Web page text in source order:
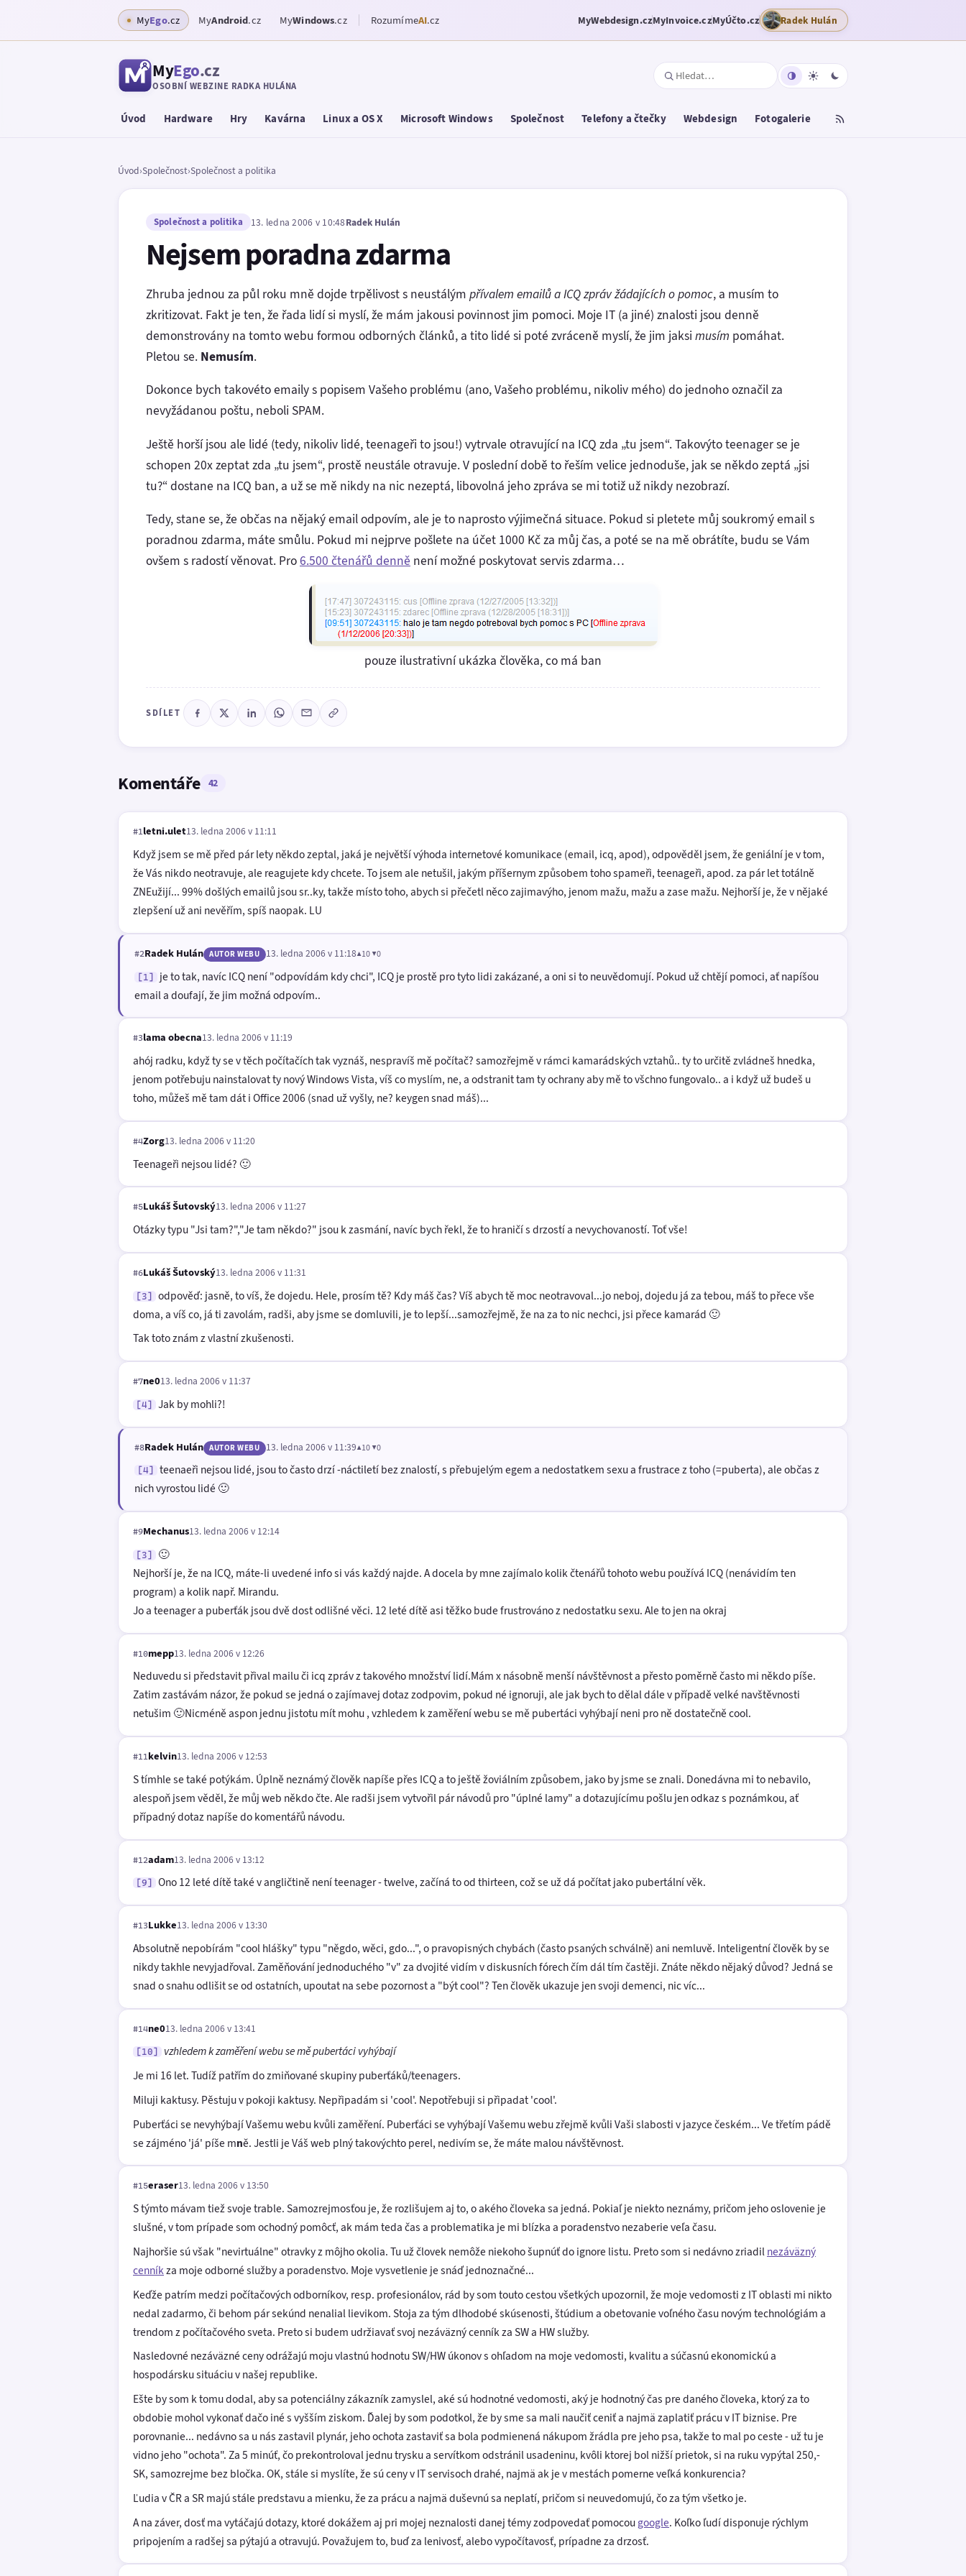
MyEgo.cz MyAndroid.cz MyWindows.cz RozumímeAI.cz MyWebdesign.czMyInvoice.czMyÚčto.cz Radek Hulán
MyEgo.cz
OSOBNÍ WEBZINE RADKA HULÁNA
Úvod Hardware Hry Kavárna Linux a OS X Microsoft Windows Společnost Telefony a čtečky Webdesign Fotogalerie
Úvod›Společnost›Společnost a politika
Společnost a politika 13. ledna 2006 v 10:48Radek Hulán
Nejsem poradna zdarma
Zhruba jednou za půl roku mně dojde trpělivost s neustálým přívalem emailů a ICQ zpráv žádajících o pomoc, a musím to
zkritizovat. Fakt je ten, že řada lidí si myslí, že mám jakousi povinnost jim pomoci. Moje IT (a jiné) znalosti jsou denně
demonstrovány na tomto webu formou odborných článků, a tito lidé si poté zvráceně myslí, že jim jaksi musím pomáhat.
Pletou se. Nemusím.
Dokonce bych takovéto emaily s popisem Vašeho problému (ano, Vašeho problému, nikoliv mého) do jednoho označil za
nevyžádanou poštu, neboli SPAM.
Ještě horší jsou ale lidé (tedy, nikoliv lidé, teenageři to jsou!) vytrvale otravující na ICQ zda „tu jsem“. Takovýto teenager se je
schopen 20x zeptat zda „tu jsem“, prostě neustále otravuje. V poslední době to řeším velice jednoduše, jak se někdo zeptá „jsi
tu?“ dostane na ICQ ban, a už se mě nikdy na nic nezeptá, libovolná jeho zpráva se mi totiž už nikdy nezobrazí.
Tedy, stane se, že občas na nějaký email odpovím, ale je to naprosto výjimečná situace. Pokud si pletete můj soukromý email s
poradnou zdarma, máte smůlu. Pokud mi nejprve pošlete na účet 1000 Kč za můj čas, a poté se na mě obrátíte, budu se Vám
ovšem s radostí věnovat. Pro6.500 čtenářů denně není možné poskytovat servis zdarma…
pouze ilustrativní ukázka člověka, co má ban
SDÍLET
Komentáře 42
#1letni.ulet13. ledna 2006 v 11:11
Když jsem se mě před pár lety někdo zeptal, jaká je největší výhoda internetové komunikace (email, icq, apod), odpověděl jsem, že geniální je v tom,
že Vás nikdo neotravuje, ale reagujete kdy chcete. To jsem ale netušil, jakým příšernym způsobem toho spameři, teenageři, apod. za pár let totálně
ZNEužijí... 99% došlých emailů jsou sr..ky, takže místo toho, abych si přečetl něco zajimavýho, jenom mažu, mažu a zase mažu. Nejhorší je, že v nějaké
zlepšení už ani nevěřím, spíš naopak. LU
#2Radek Hulán AUTOR WEBU 13. ledna 2006 v 11:18▲10 ▼0
[1]
je to tak, navíc ICQ není "odpovídám kdy chci", ICQ je prostě pro tyto lidi zakázané, a oni si to neuvědomují. Pokud už chtějí pomoci, ať napíšou
email a doufají, že jim možná odpovím..
#3lama obecna13. ledna 2006 v 11:19
ahój radku, když ty se v těch počítačích tak vyznáš, nespravíš mě počítač? samozřejmě v rámci kamarádských vztahů.. ty to určitě zvládneš hnedka,
jenom potřebuju nainstalovat ty nový Windows Vista, víš co myslím, ne, a odstranit tam ty ochrany aby mě to všchno fungovalo.. a i když už budeš u
toho, můžeš mě tam dát i Office 2006 (snad už vyšly, ne? keygen snad máš)...
#4Zorg13. ledna 2006 v 11:20
Teenageři nejsou lidé? 🙂
#5Lukáš Šutovský13. ledna 2006 v 11:27
Otázky typu "Jsi tam?","Je tam někdo?" jsou k zasmání, navíc bych řekl, že to hraničí s drzostí a nevychovaností. Toť vše!
#6Lukáš Šutovský13. ledna 2006 v 11:31
[3]
odpověď: jasně, to víš, že dojedu. Hele, prosím tě? Kdy máš čas? Víš abych tě moc neotravoval...jo neboj, dojedu já za tebou, máš to přece vše
doma, a víš co, já ti zavolám, radši, aby jsme se domluvili, je to lepší...samozřejmě, že na za to nic nechci, jsi přece kamarád 🙂
Tak toto znám z vlastní zkušenosti.
#7ne013. ledna 2006 v 11:37
[4] Jak by mohli?!
#8Radek Hulán AUTOR WEBU 13. ledna 2006 v 11:39▲10 ▼0
[4]
teenaeři nejsou lidé, jsou to často drzí -náctiletí bez znalostí, s přebujelým egem a nedostatkem sexu a frustrace z toho (=puberta), ale občas z
nich vyrostou lidé 🙂
#9Mechanus13. ledna 2006 v 12:14
[3]
🙂
Nejhorší je, že na ICQ, máte-li uvedené info si vás každý najde. A docela by mne zajímalo kolik čtenářů tohoto webu používá ICQ (nenávidím ten
program) a kolik např. Mirandu.
Jo a teenager a puberťák jsou dvě dost odlišné věci. 12 leté dítě asi těžko bude frustrováno z nedostatku sexu. Ale to jen na okraj
#10mepp13. ledna 2006 v 12:26
Neduvedu si představit přival mailu či icq zpráv z takového množství lidí.Mám x násobně menší návštěvnost a přesto poměrně často mi někdo píše.
Zatim zastávám názor, že pokud se jedná o zajímavej dotaz zodpovim, pokud né ignoruji, ale jak bych to dělal dále v případě velké navštěvnosti
netušim 🙂Nicméně aspon jednu jistotu mít mohu , vzhledem k zaměření webu se mě pubertáci vyhýbají neni pro ně dostatečně cool.
#11kelvin13. ledna 2006 v 12:53
S tímhle se také potýkám. Úplně neznámý člověk napíše přes ICQ a to ještě žoviálním způsobem, jako by jsme se znali. Donedávna mi to nebavilo,
alespoň jsem věděl, že můj web někdo čte. Ale radši jsem vytvořil pár návodů pro "úplné lamy" a dotazujícímu pošlu jen odkaz s poznámkou, ať
případný dotaz napíše do komentářů návodu.
#12adam13. ledna 2006 v 13:12
[9] Ono 12 leté dítě také v angličtině není teenager - twelve, začíná to od thirteen, což se už dá počítat jako pubertální věk.
#13Lukke13. ledna 2006 v 13:30
Absolutně nepobírám "cool hlášky" typu "něgdo, wěci, gdo...", o pravopisných chybách (často psaných schválně) ani nemluvě. Inteligentní člověk by se
nikdy takhle nevyjadřoval. Zaměňování jednoduchého "v" za dvojité vidím v diskusních fórech čím dál tím častěji. Znáte někdo nějaký důvod? Jedná se
snad o snahu odlišit se od ostatních, upoutat na sebe pozornost a "být cool"? Ten člověk ukazuje jen svoji demenci, nic víc...
#14ne013. ledna 2006 v 13:41
[10]
vzhledem k zaměření webu se mě pubertáci vyhýbají
Je mi 16 let. Tudíž patřím do zmiňované skupiny puberťáků/teenagers.
Miluji kaktusy. Pěstuju v pokoji kaktusy. Nepřipadám si 'cool'. Nepotřebuji si připadat 'cool'.
Puberťáci se nevyhýbají Vašemu webu kvůli zaměření. Puberťáci se vyhýbají Vašemu webu zřejmě kvůli Vaši slabosti v jazyce českém... Ve třetím pádě
se zájméno 'já' píše mně. Jestli je Váš web plný takovýchto perel, nedivím se, že máte malou návštěvnost.
#15eraser13. ledna 2006 v 13:50
S týmto mávam tiež svoje trable. Samozrejmosťou je, že rozlišujem aj to, o akého človeka sa jedná. Pokiaľ je niekto neznámy, pričom jeho oslovenie je
slušné, v tom prípade som ochodný pomôcť, ak mám teda čas a problematika je mi blízka a poradenstvo nezaberie veľa času.
Najhoršie sú však "nevirtuálne" otravky z môjho okolia. Tu už človek nemôže niekoho šupnúť do ignore listu. Preto som si nedávno zriadilnezáväzný
cenníkza moje odborné služby a poradenstvo. Moje vysvetlenie je snáď jednoznačné...
Keďže patrím medzi počítačových odborníkov, resp. profesionálov, rád by som touto cestou všetkých upozornil, že moje vedomosti z IT oblasti mi nikto
nedal zadarmo, či behom pár sekúnd nenalial lievikom. Stoja za tým dlhodobé skúsenosti, štúdium a obetovanie voľného času novým technológiám a
trendom z počítačového sveta. Preto si budem udržiavať svoj nezáväzný cenník za SW a HW služby.
Nasledovné nezáväzné ceny odrážajú moju vlastnú hodnotu SW/HW úkonov s ohľadom na moje vedomosti, kvalitu a súčasnú ekonomickú a
hospodársku situáciu v našej republike.
Ešte by som k tomu dodal, aby sa potenciálny zákazník zamyslel, aké sú hodnotné vedomosti, aký je hodnotný čas pre daného človeka, ktorý za to
obdobie mohol vykonať dačo iné s vyšším ziskom. Ďalej by som podotkol, že by sme sa mali naučiť ceniť a najmä zaplatiť prácu v IT biznise. Pre
porovnanie... nedávno sa u nás zastavil plynár, jeho ochota zastaviť sa bola podmienená nákupom žrádla pre jeho psa, takže to mal po ceste - už tu je
vidno jeho "ochota". Za 5 minúť, čo prekontroloval jednu trysku a servítkom odstránil usadeninu, kvôli ktorej bol nižší prietok, si na ruku vypýtal 250,-
SK, samozrejme bez bločka. OK, stále si myslíte, že sú ceny v IT servisoch drahé, najmä ak je v mestách pomerne veľká konkurencia?
Ľudia v ČR a SR majú stále predstavu a mienku, že za prácu a najmä duševnú sa neplatí, pričom si neuvedomujú, čo za tým všetko je.
A na záver, dosť ma vytáčajú dotazy, ktoré dokážem aj pri mojej neznalosti danej témy zodpovedať pomocougoogle. Koľko ľudí disponuje rýchlym
pripojením a radšej sa pýtajú a otravujú. Považujem to, buď za lenivosť, alebo vypočítavosť, prípadne za drzosť.